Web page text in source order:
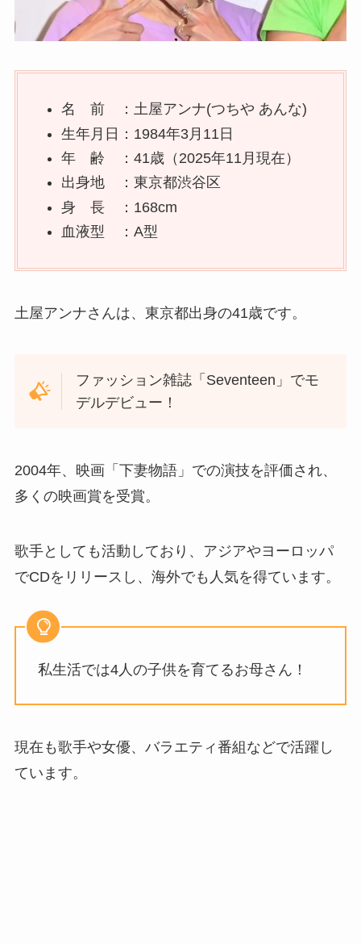
名 前 ：土屋アンナ(つちや あんな)
生年月日：1984年3月11日
年 齢 ：41歳（2025年11月現在）
出身地 ：東京都渋谷区
身 長 ：168cm
血液型 ：A型
土屋アンナさんは、東京都出身の41歳です。
ファッション雑誌「Seventeen」でモ
デルデビュー！
2004年、映画「下妻物語」での演技を評価され、
多くの映画賞を受賞。
歌手としても活動しており、アジアやヨーロッパ
でCDをリリースし、海外でも人気を得ています。
私生活では4人の子供を育てるお母さん！
現在も歌手や女優、バラエティ番組などで活躍し
ています。